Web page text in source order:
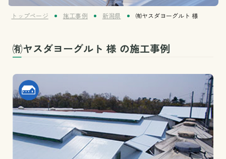
トップページ 施工事例 新潟県 ㈲ヤスダヨーグルト 様
㈲ヤスダヨーグルト 様 の施工事例